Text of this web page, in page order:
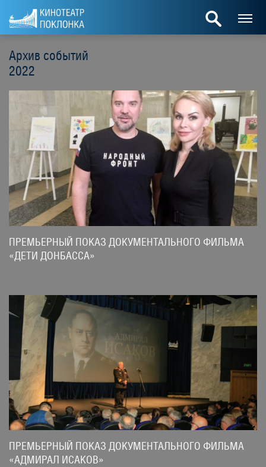
Архив событий
2022
ПРЕМЬЕРНЫЙ ПОКАЗ ДОКУМЕНТАЛЬНОГО ФИЛЬМА
«ДЕТИ ДОНБАССА»
ПРЕМЬЕРНЫЙ ПОКАЗ ДОКУМЕНТАЛЬНОГО ФИЛЬМА
«АДМИРАЛ ИСАКОВ»